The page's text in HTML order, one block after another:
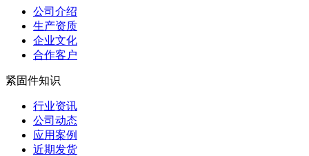
公司介绍
生产资质
企业文化
合作客户
紧固件知识
行业资讯
公司动态
应用案例
近期发货